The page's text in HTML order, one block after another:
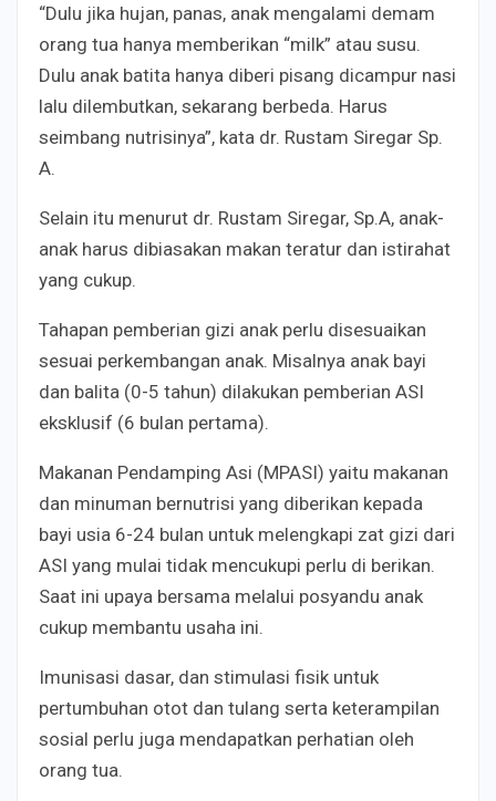
“Dulu jika hujan, panas, anak mengalami demam
orang tua hanya memberikan “milk” atau susu.
Dulu anak batita hanya diberi pisang dicampur nasi
lalu dilembutkan, sekarang berbeda. Harus
seimbang nutrisinya”, kata dr. Rustam Siregar Sp.
A.
Selain itu menurut dr. Rustam Siregar, Sp.A, anak-
anak harus dibiasakan makan teratur dan istirahat
yang cukup.
Tahapan pemberian gizi anak perlu disesuaikan
sesuai perkembangan anak. Misalnya anak bayi
dan balita (0-5 tahun) dilakukan pemberian ASI
eksklusif (6 bulan pertama).
Makanan Pendamping Asi (MPASI) yaitu makanan
dan minuman bernutrisi yang diberikan kepada
bayi usia 6-24 bulan untuk melengkapi zat gizi dari
ASI yang mulai tidak mencukupi perlu di berikan.
Saat ini upaya bersama melalui posyandu anak
cukup membantu usaha ini.
Imunisasi dasar, dan stimulasi fisik untuk
pertumbuhan otot dan tulang serta keterampilan
sosial perlu juga mendapatkan perhatian oleh
orang tua.